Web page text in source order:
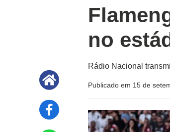
no
Rádio Nacional
Publicado em 15 de